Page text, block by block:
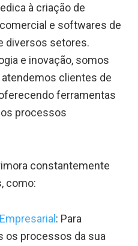
à criação de
e softwares de
diversos setores.
e inovação, somos
clientes de
ferramentas
processos
constantemente
como:
: Para
os processos da sua